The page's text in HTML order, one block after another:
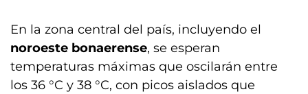
En la zona central del país, incluyendo el
noroeste bonaerense, se esperan
temperaturas máximas que oscilarán entre
los 36 °C y 38 °C, con picos aislados que